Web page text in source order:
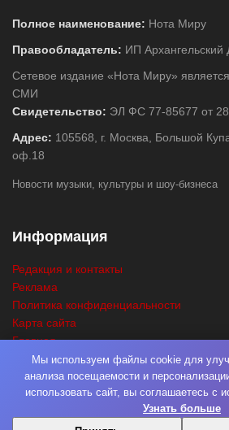
Полное наименование: Нота Миру
Правообладатель: ИП Архангельский
Сетевое издание «Нота Миру»
СМИ
Свидетельство: ЭЛ ФС 77-85677 от
Адрес: 105568, г. Москва, Большой
оф.18
Новости музыки, культуры и шоу-бизнеса
Информация
Редакция и контакты
Реклама
Политика конфиденциальности
Карта сайта
Главная
Поиск
© 2026Нота Миру. РазработкаФабрика
Мы используем файлы cookie для
анализа посещаемости и
использовать сайт, вы соглашаетесь с
Узнать больше